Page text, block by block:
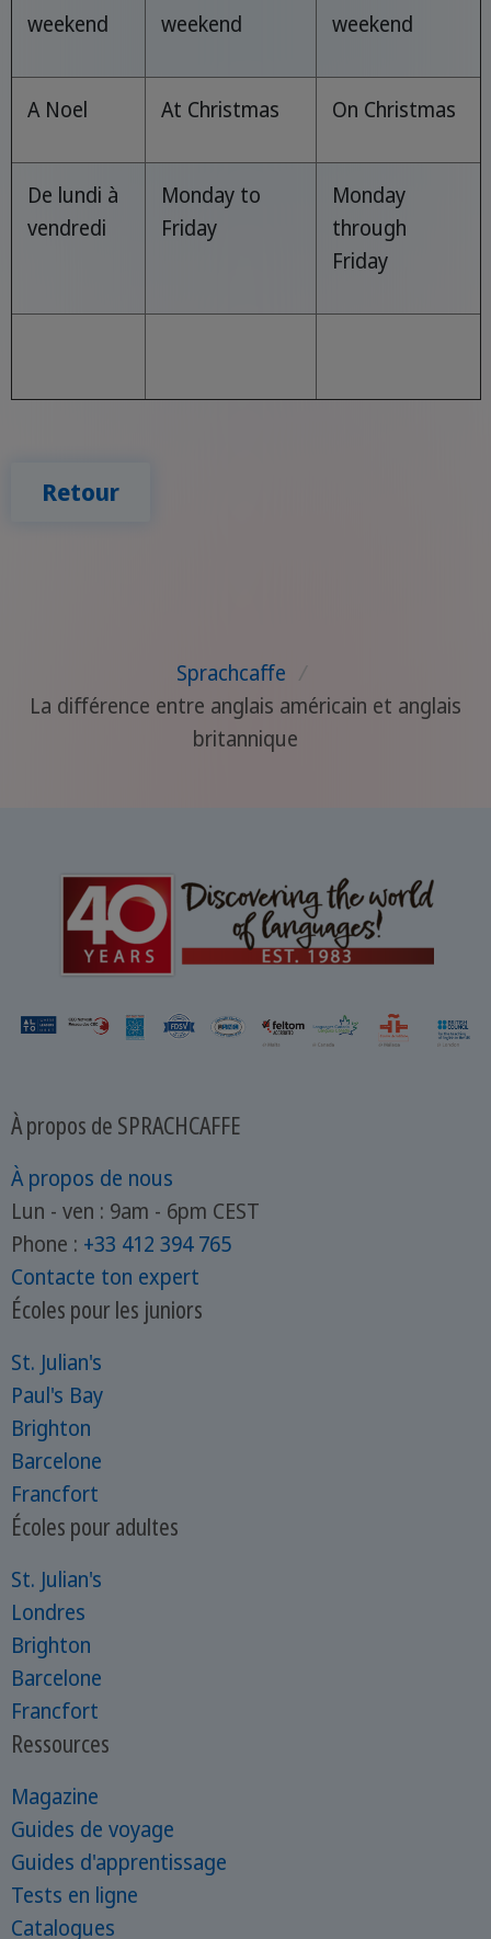
weekend
weekend
weekend
A Noel At Christmas On Christmas
De lundi à
vendredi
Monday to
Friday
Monday
through
Friday
Retour
Sprachcaffe /
La différence entre anglais américain et anglais
britannique
À propos de SPRACHCAFFE
À propos de nous
Lun - ven : 9am - 6pm CEST
Phone : +33 412 394 765
Contacte ton expert
Écoles pour les juniors
St. Julian's
Paul's Bay
Brighton
Barcelone
Francfort
Écoles pour adultes
St. Julian's
Londres
Brighton
Barcelone
Francfort
Ressources
Magazine
Guides de voyage
Guides d'apprentissage
Tests en ligne
Catalogues